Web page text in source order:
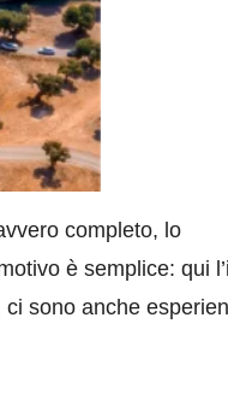
completo, lo
è semplice: qui
sono anche